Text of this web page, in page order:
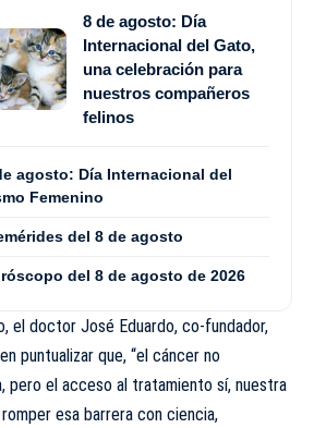
8 de agosto: Día
Internacional del Gato,
una celebración para
nuestros compañeros
felinos
agosto: Día Internacional del
Femenino
del 8 de agosto
del 8 de agosto de 2026
el doctor José Eduardo, co-fundador,
puntualizar que, “el cáncer no
pero el acceso al tratamiento sí, nuestra
esa barrera con ciencia,